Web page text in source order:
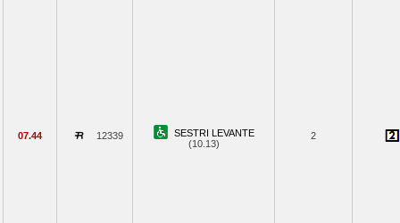
07.44 12339
SESTRI LEVANTE
(10.13)
2